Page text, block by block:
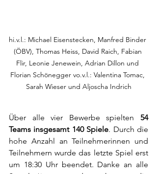
hi.v.l.: Michael Eisenstecken, Manfred Binder
(ÖBV), Thomas Heiss, David Raich, Fabian
Flir, Leonie Jenewein, Adrian Dillon und
Florian Schönegger vo.v.l.: Valentina Tomac,
Sarah Wieser und Aljoscha Indrich
Über alle vier Bewerbe spielten 54
Teams insgesamt 140 Spiele. Durch die
hohe Anzahl an Teilnehmerinnen und
Teilnehmern wurde das letzte Spiel erst
um 18:30 Uhr beendet. Danke an alle